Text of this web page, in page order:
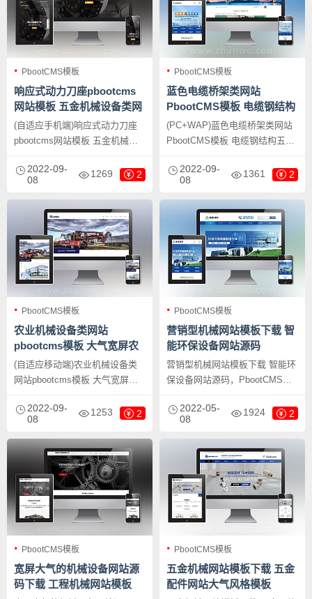
行业的即可；
PbootCMS模板
响应式动力刀座pbootcms
网站模板 五金机械设备类网
站源码下载
(自适应手机端)响应式动力刀座
pbootcms网站模板 五金机械设
内核开发的网站模板，该模板适
用于动力刀座网站模板、五金机
械网站等企业，当然其他行业也
可以做，只需要把文字图片换成
其他行业的即可；
2022-09-
08
1269 2
PbootCMS模板
蓝色电缆桥架类网站
PbootCMS模板 电缆钢结构
五金机械网站源码下载
(PC+WAP)蓝色电缆桥架类网站
PbootCMS模板 电缆钢结构五金
内核开发的网站模板，该模板适
用于电缆桥架网站、五金钢结构
网站等企业，当然其他行业也可
以做，只需要把文字图片换成其
他行业的即可；
2022-09-
08
1361 2
PbootCMS模板
农业机械设备类网站
pbootcms模板 大气宽屏农
耕设备网站源码下载
(自适应移动端)农业机械设备类
网站pbootcms模板 大气宽屏农
PbootCMS内核开发的网站模
板，该模板适用于农业机械网
站、农耕设备网站等企业，当然
其他行业也可以做，只需要把文
字图片换成其他行业的即可；
2022-09-
08
1253 2
PbootCMS模板
营销型机械网站模板下载 智
能环保设备网站源码
营销型机械网站模板下载 智能环
保设备网站源码，PbootCMS内
于环保设备网站、蓝色机械设备
网站等企业，当然其他行业也可
以做，只需要把文字图片换成其
他行业的即可；PC+WAP，同一
个后台，数据即时同步，简单适
用！附带测试数据！
2022-05-
08
1924 2
PbootCMS模板
宽屏大气的机械设备网站源
码下载 工程机械网站模板
PbootCMS模板
五金机械网站模板下载 五金
配件网站大气风格模板